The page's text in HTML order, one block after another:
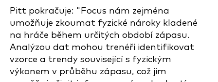
Pitt pokračuje: "Focus nám zejména
umožňuje zkoumat fyzické nároky kladené
na hráče během určitých období zápasu.
Analýzou dat mohou trenéři identifikovat
vzorce a trendy související s fyzickým
výkonem v průběhu zápasu, což jim